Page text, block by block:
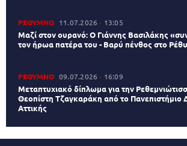
ΡΕΘΥΜΝΟ 11.07.2026 13:05
Μαζί στον ουρανό: Ο Γιάννης Βασιλάκης
τον ήρωα πατέρα του - Βαρύ πένθος στο
ΡΕΘΥΜΝΟ 09.07.2026 16:09
Μεταπτυχιακό δίπλωμα για την
Θεοπίστη Τζαγκαράκη από το Πανεπιστήμιο
Αττικής